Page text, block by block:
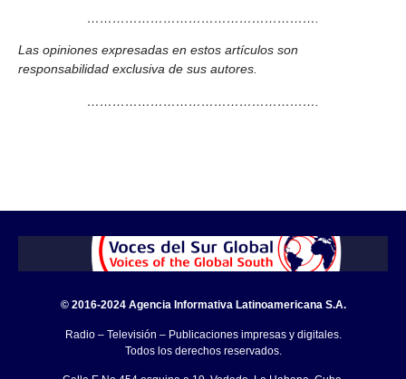
……………………………………………….
Las opiniones expresadas en estos artículos son
responsabilidad exclusiva de sus autores.
……………………………………………….
© 2016-2024 Agencia Informativa Latinoamericana S.A.
Radio – Televisión – Publicaciones impresas y digitales.
Todos los derechos reservados.